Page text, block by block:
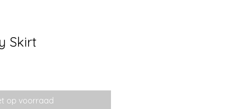
Skirt
op voorraad